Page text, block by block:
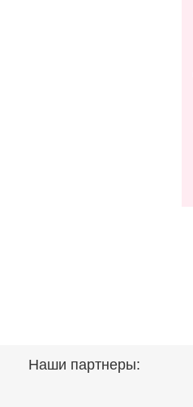
Наши партнеры: